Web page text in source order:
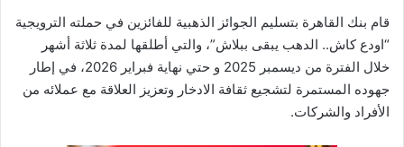
قام بنك القاهرة بتسليم الجوائز الذهبية للفائزين في حملته الترويجية
“اودع كاش.. الدهب يبقى ببلاش”، والتي أطلقها لمدة ثلاثة أشهر
خلال الفترة من ديسمبر 2025 و حتي نهاية فبراير 2026، في إطار
جهوده المستمرة لتشجيع ثقافة الادخار وتعزيز العلاقة مع عملائه من
الأفراد والشركات.